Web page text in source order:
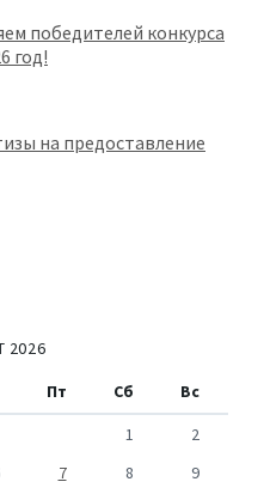
победителей конкурса
год!
на предоставление
2026
Пт Сб
Вс
1
2
7 8
9